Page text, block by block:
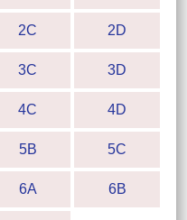
2C 2D
3C 3D
4C 4D
5B 5C
6A 6B